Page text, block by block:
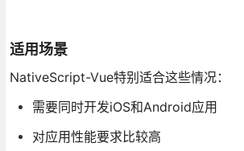
适用场景
NativeScript-Vue特别适合这些情况：
需要同时开发iOS和Android应用
对应用性能要求比较高